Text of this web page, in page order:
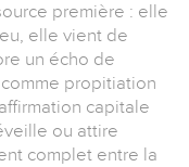
première : elle
elle vient de
un écho de
propitiation
capitale
ou attire
complet entre la